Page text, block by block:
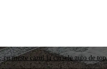
meste cazul la cursele auto de